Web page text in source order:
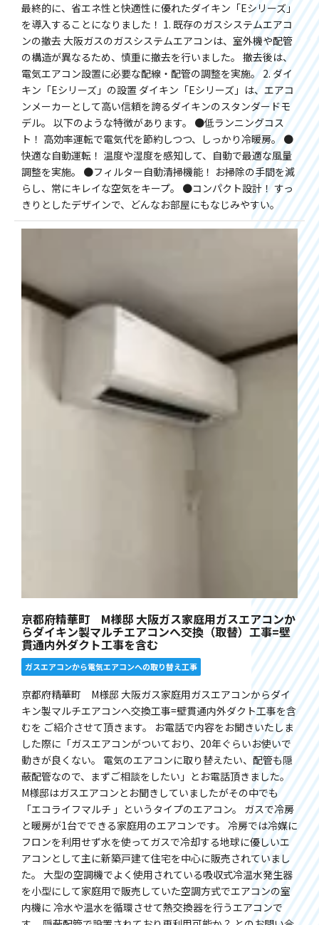
最終的に、省エネ性と快適性に優れたダイキン「Eシリーズ」
を導入することになりました！ 1. 既存のガスシステムエアコ
ンの撤去 大阪ガスのガスシステムエアコンは、室外機や配管
の構造が異なるため、慎重に撤去を行いました。 撤去後は、
電気エアコン設置に必要な配線・配管の調整を実施。 2. ダイ
キン「Eシリーズ」の設置 ダイキン「Eシリーズ」は、エアコ
ンメーカーとして高い信頼を誇るダイキンのスタンダードモ
デル。 以下のような特徴があります。 ●低ランニングコス
ト！ 高効率運転で電気代を節約しつつ、しっかり冷暖房。 ●
快適な自動運転！ 温度や湿度を感知して、自動で最適な風量
調整を実施。 ●フィルター自動清掃機能！ お掃除の手間を減
らし、常にキレイな空気をキープ。 ●コンパクト設計！ すっ
きりとしたデザインで、どんなお部屋にもなじみやすい。
京都府精華町 M様邸 大阪ガス家庭用ガスエアコンか
らダイキン製マルチエアコンへ交換（取替）工事=壁
貫通内外ダクト工事を含む
ガスエアコンから電気エアコンへの取り替え工事
京都府精華町 M様邸 大阪ガス家庭用ガスエアコンからダイ
キン製マルチエアコンへ交換工事=壁貫通内外ダクト工事を含
むを ご紹介させて頂きます。 お電話で内容をお聞きいたしま
した際に「ガスエアコンがついており、20年ぐらいお使いで
動きが良くない。 電気のエアコンに取り替えたい、配管も隠
蔽配管なので、まずご相談をしたい」とお電話頂きました。
M様邸はガスエアコンとお聞きしていましたがその中でも
「エコライフマルチ 」というタイプのエアコン。 ガスで冷房
と暖房が1台でできる家庭用のエアコンです。 冷房では冷媒に
フロンを利用せず水を使ってガスで冷却する地球に優しいエ
アコンとして主に新築戸建て住宅を中心に販売されていまし
た。 大型の空調機でよく使用されている吸収式冷温水発生器
を小型にして家庭用で販売していた空調方式でエアコンの室
内機に 冷水や温水を循環させて熱交換器を行うエアコンで